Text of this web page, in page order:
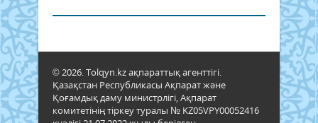
© 2026. Tolqyn.kz ақпараттық агенттігі.
Қазақстан Республикасы Ақпарат және
Қоғамдық даму министрлігі, Ақпарат
комитетінің тіркеу туралы № KZ05VPY00052416